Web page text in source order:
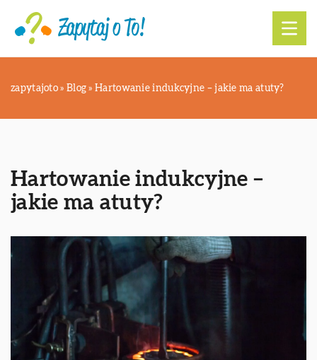
zapytajoto » Blog »Hartowanie indukcyjne – jakie ma atuty?
Hartowanie indukcyjne –
jakie ma atuty?